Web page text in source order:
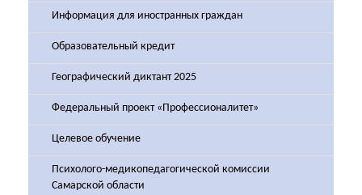
Информация для иностранных граждан
Образовательный кредит
Географический диктант 2025
Федеральный проект «Профессионалитет»
Целевое обучение
Психолого-медикопедагогической комиссии
Самарской области